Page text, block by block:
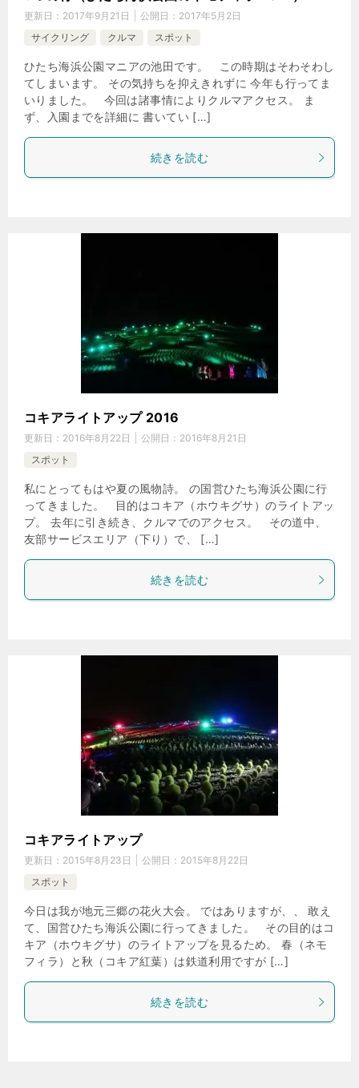
更新日： 2017年9月21日 公開日： 2017年5月2日
サイクリング
クルマ スポット
ひたち海浜公園マニアの池田です。 この時期はそわそわし
てしまいます。 その気持ちを抑えきれずに 今年も行ってま
いりました。 今回は諸事情によりクルマアクセス。 ま
ず、入園までを詳細に 書いてい […]
続きを読む
コキアライトアップ 2016
更新日： 2016年8月22日 公開日： 2016年8月21日
スポット
私にとってもはや夏の風物詩。 の国営ひたち海浜公園に行
ってきました。 目的はコキア（ホウキグサ）のライトアッ
プ。 去年に引き続き、クルマでのアクセス。 その道中、
友部サービスエリア（下り）で、 […]
続きを読む
コキアライトアップ
更新日： 2015年8月23日 公開日： 2015年8月22日
スポット
今日は我が地元三郷の花火大会。 ではありますが、、 敢え
て、国営ひたち海浜公園に行ってきました。 その目的はコ
キア（ホウキグサ）のライトアップを見るため。 春（ネモ
フィラ）と秋（コキア紅葉）は鉄道利用ですが […]
続きを読む